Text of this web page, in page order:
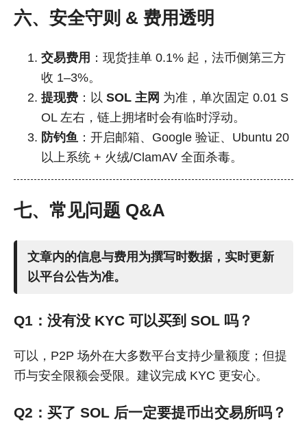
六、安全守则 & 费用透明
交易费用 ：现货挂单 0.1% 起，法币侧第三方
收 1–3%。
提现费 ：以 SOL 主网 为准，单次固定 0.01 S
OL 左右，链上拥堵时会有临时浮动。
防钓鱼 ：开启邮箱、Google 验证、Ubuntu 20
以上系统 + 火绒/ClamAV 全面杀毒。
七、常见问题 Q&A
文章内的信息与费用为撰写时数据，实时更新
以平台公告为准。
Q1： 没有没 KYC 可以买到 SOL 吗？
可以，P2P 场外在大多数平台支持少量额度；但提
币与安全限额会受限。建议完成 KYC 更安心。
Q2： 买了 SOL 后一定要提币出交易所吗？